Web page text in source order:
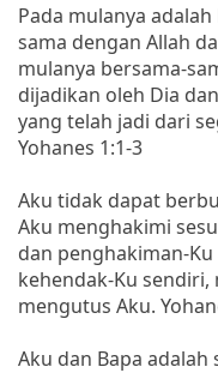
Pada mulanya
sama dengan Allah
mulanya bersama-
dijadikan oleh Dia
yang telah jadi dari
Yohanes 1:1-3
Aku tidak dapat
Aku menghakimi
dan penghakiman-
kehendak-Ku
mengutus Aku.
Aku dan Bapa adalah